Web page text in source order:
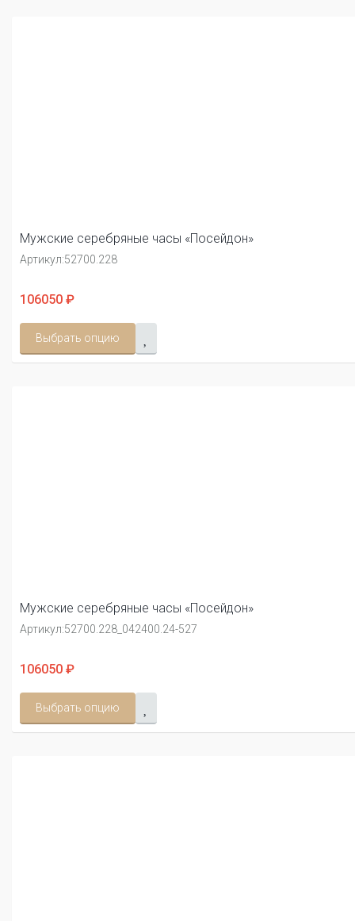
Мужские серебряные часы «Посейдон»
Артикул:52700.228
106050 ₽
Выбрать опцию
Мужские серебряные часы «Посейдон»
Артикул:52700.228_042400.24-527
106050 ₽
Выбрать опцию